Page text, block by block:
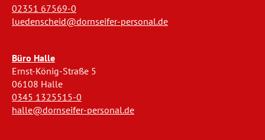
02351 67569-0
luedenscheid@dornseifer-personal.de
Büro Halle
Ernst-König-Straße 5
06108 Halle
0345 1325515-0
halle@dornseifer-personal.de